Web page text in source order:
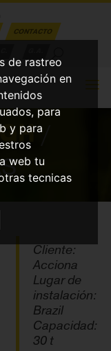
de rastreo
en
para
y para
web tu
tecnicas
CONTACTO
GH/
Cliente:
Acciona
Lugar de
instalación:
Brazil
Capacidad:
30 t